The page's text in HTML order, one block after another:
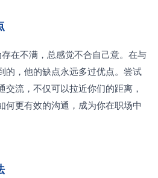
的，他的缺点永远多过优点。尝试
流，不仅可以拉近你们的距离，
何更有效的沟通，成为你在职场中